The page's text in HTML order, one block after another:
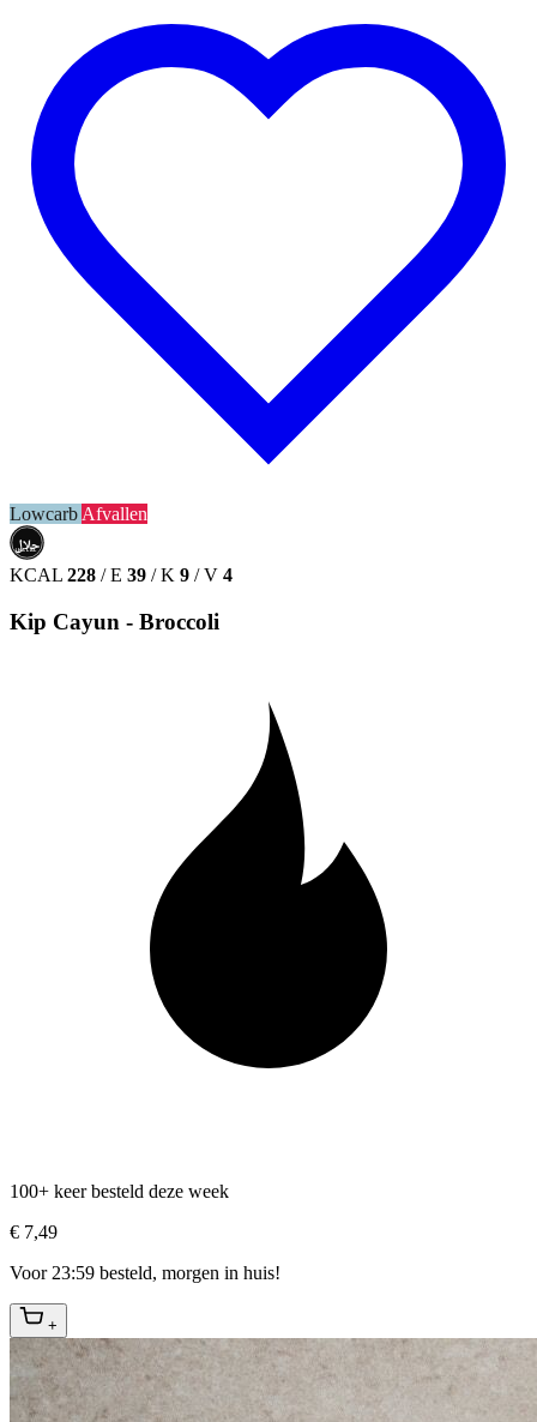
LowcarbAfvallen
حلال
HALAL
KCAL 228 / E 39 / K 9 / V 4
Kip Cayun - Broccoli
100+ keer besteld deze week
€ 7,49
Voor 23:59 besteld, morgen in huis!
+